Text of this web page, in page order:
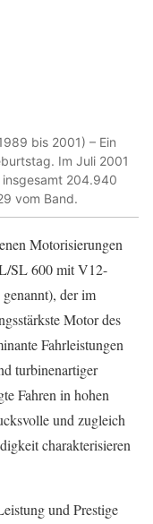
bis 2001) – Ein
Im Juli 2001
204.940
vom Band.
Motorisierungen
SL 600 mit V12-
der im
Motor des
Fahrleistungen
turbinenartiger
Fahren in hohen
und zugleich
charakterisieren
und Prestige